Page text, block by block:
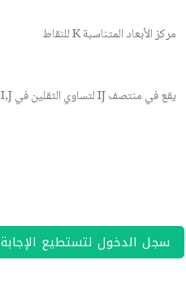
مركز الأبعاد المتناسبة K للنقاط
يقع في منتصف IJ لتساوي الثقلين في I,J
سجل الدخول لتستطيع الإجابة